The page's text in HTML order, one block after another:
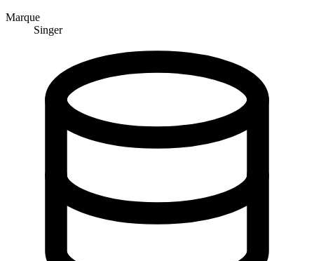
Marque
Singer